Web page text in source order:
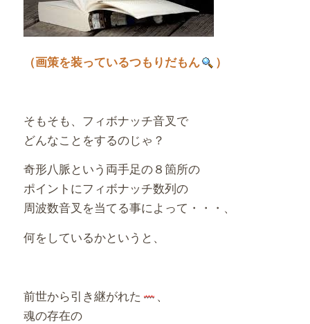
（画策を装っているつもりだもん ）
そもそも、フィボナッチ音叉で
どんなことをするのじゃ？
奇形八脈という両手足の８箇所の
ポイントにフィボナッチ数列の
周波数音叉を当てる事によって・・・、
何をしているかというと、
前世から引き継がれた
、
魂の存在の